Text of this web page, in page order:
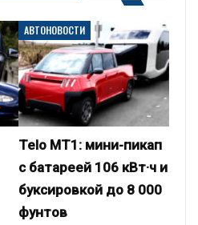
АВТОНОВОСТИ
Telo MT1: мини-пикап
с батареей 106 кВт·ч и
буксировкой до 8 000
фунтов